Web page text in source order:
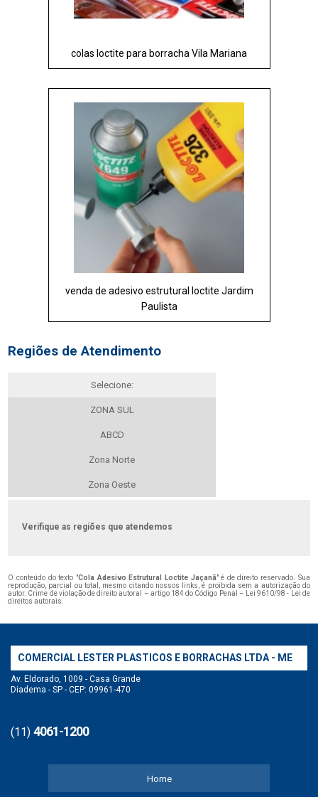
colas loctite para borracha Vila Mariana
venda de adesivo estrutural loctite Jardim
Paulista
Regiões de Atendimento
Selecione:
ZONA SUL
ABCD
Zona Norte
Zona Oeste
Verifique as regiões que atendemos
O conteúdo do texto "Cola Adesivo Estrutural Loctite Jaçanã" é de direito reservado. Sua
reprodução, parcial ou total, mesmo citando nossos links, é proibida sem a autorização do
autor. Crime de violação de direito autoral – artigo 184 do Código Penal –
Lei 9610/98 - Lei de
direitos autorais
COMERCIAL LESTER PLASTICOS E BORRACHAS LTDA - ME
Av. Eldorado, 1009 - Casa Grande
Diadema - SP - CEP: 09961-470
(11) 4061-1200
Home